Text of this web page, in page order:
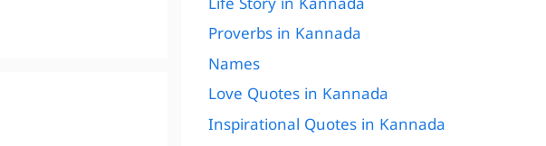
Life Story in Kannada
Proverbs in Kannada
Names
Love Quotes in Kannada
Inspirational Quotes in Kannada